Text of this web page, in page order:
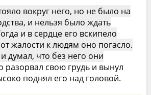
вокруг него, но не было на
и нельзя было ждать
и в сердце его вскипело
жалости к людям оно погасло.
думал, что без него они
разорвал свою грудь и вынул
поднял его над головой.